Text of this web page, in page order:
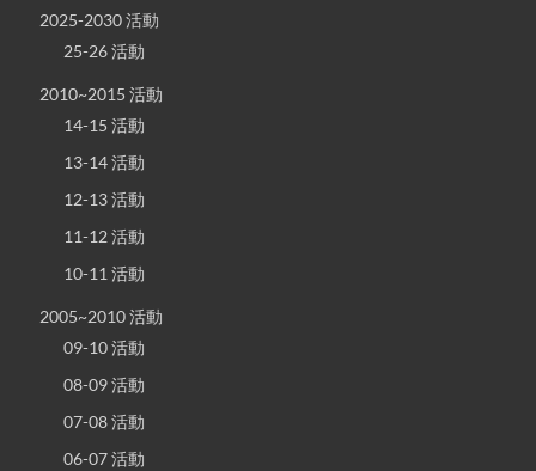
2025-2030 活動
25-26 活動
2010~2015 活動
14-15 活動
13-14 活動
12-13 活動
11-12 活動
10-11 活動
2005~2010 活動
09-10 活動
08-09 活動
07-08 活動
06-07 活動